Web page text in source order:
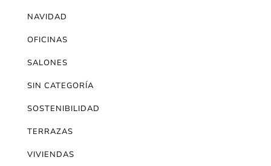
NAVIDAD
OFICINAS
SALONES
SIN CATEGORÍA
SOSTENIBILIDAD
TERRAZAS
VIVIENDAS